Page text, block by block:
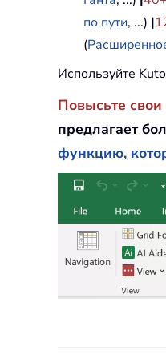
по пути, ...) |
(
Используйте
Повысьте
предлагает
функцию,